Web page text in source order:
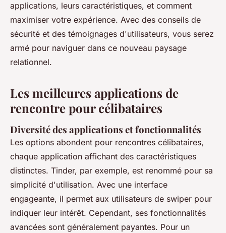
applications, leurs caractéristiques, et comment
maximiser votre expérience. Avec des conseils de
sécurité et des témoignages d'utilisateurs, vous serez
armé pour naviguer dans ce nouveau paysage
relationnel.
Les meilleures applications de
rencontre pour célibataires
Diversité des applications et fonctionnalités
Les options abondent pour rencontres célibataires,
chaque application affichant des caractéristiques
distinctes. Tinder, par exemple, est renommé pour sa
simplicité d'utilisation. Avec une interface
engageante, il permet aux utilisateurs de swiper pour
indiquer leur intérêt. Cependant, ses fonctionnalités
avancées sont généralement payantes. Pour un